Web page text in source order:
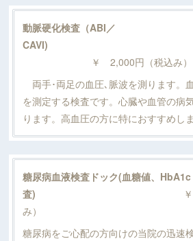
動脈硬化検査（ABI／
CAVI)
￥ 2,000円（税込み）
両手･両足の血圧､脈波を測ります。
を測定する検査です。心臓や血管の病
ります。高血圧の方に特におすすめしま
糖尿病血液検査ドック(血糖値、
査)
￥ 4,500円
み）
糖尿病をご心配の方向けの当院の迅速